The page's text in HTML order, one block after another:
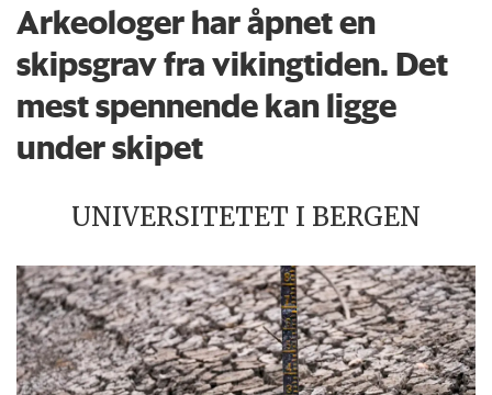
Arkeologer har åpnet en
skipsgrav fra vikingtiden. Det
mest spennende kan ligge
under skipet
UNIVERSITETET I BERGEN